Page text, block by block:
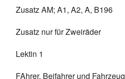
Zusatz AM; A1, A2, A, B196
Zusatz nur für Zweiräder
Lektin 1
FAhrer, Beifahrer und Fahrzeug